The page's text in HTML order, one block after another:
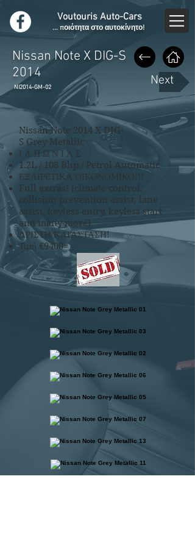
Voutouris Auto-Cars
... ποιότητα στο αυτοκίνητο!
Nissan Note X DIG-S
2014
NI2014-GM-02 Next
Nissan Note 2014 X DIG-
S Grey Metallic
Ι Α Π Ω Ν Ι Α Σ
1.2L / 108 Bhp / Petrol Automatic
ΕΞΑΙΡΕΤΙΚΑ ΟΙΚΟΝΟΜΙΚΟ!!!
Full extras! (climate control,
collision prevention assist, lane
assist, keyless entry, keyless start
and many more)
ΑΡΙΣΤΗ ΚΑΤΑΣΤΑΣΗ!
Τιμή €9400=